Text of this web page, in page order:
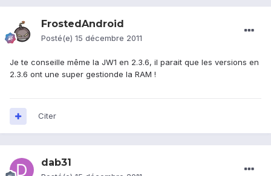
FrostedAndroid
Posté(e) 15 décembre 2011
Je te conseille même la JW1 en 2.3.6, il parait que les versions en
2.3.6 ont une super gestionde la RAM !
Citer
dab31